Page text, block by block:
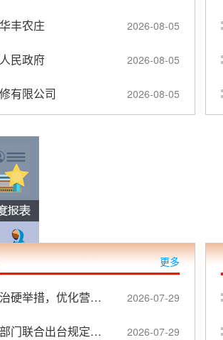
丰农庄 2026-08-05
民政府 2026-08-05
有限公司 2026-08-05
更多
黑龙江：以法治硬举措，优化营商软环境 2026-07-29
安徽合肥：八部门联合出台规定，依法规制牟利性投诉举报行为 2026-07-29